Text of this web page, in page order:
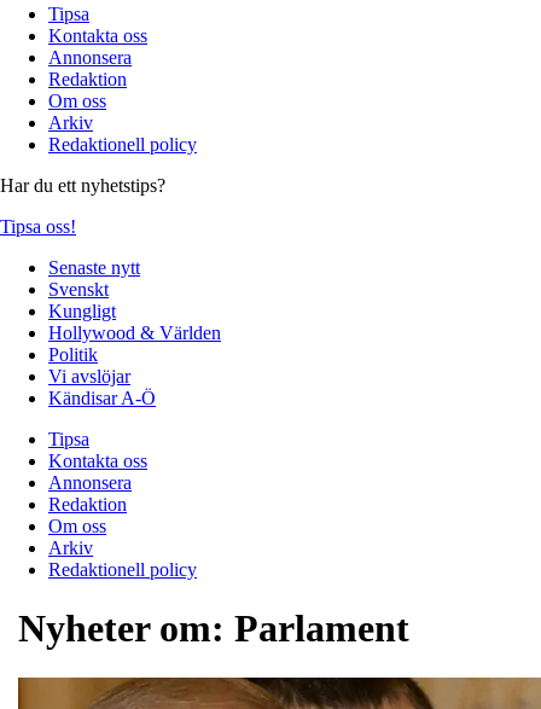
Tipsa
Kontakta oss
Annonsera
Redaktion
Om oss
Arkiv
Redaktionell policy
Har du ett nyhetstips?
Tipsa oss!
Senaste nytt
Svenskt
Kungligt
Hollywood & Världen
Politik
Vi avslöjar
Kändisar A-Ö
Tipsa
Kontakta oss
Annonsera
Redaktion
Om oss
Arkiv
Redaktionell policy
Nyheter om: Parlament